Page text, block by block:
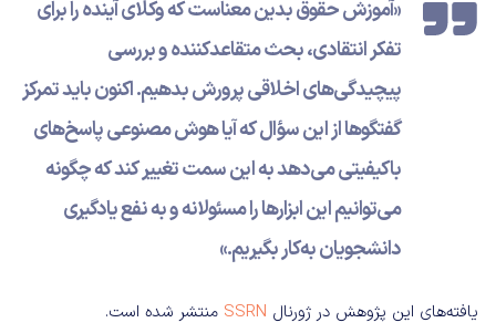
«آموزش حقوق بدین معناست که وکلای آینده را برای
تفکر انتقادی، بحث متقاعدکننده و بررسی
پیچیدگی‌های اخلاقی پرورش بدهیم. اکنون باید تمرکز
گفتگوها از این سؤال که آیا هوش مصنوعی پاسخ‌های
باکیفیتی می‌دهد به این سمت تغییر کند که چگونه
می‌توانیم این ابزارها را مسئولانه و به نفع یادگیری
دانشجویان به‌کار بگیریم.»
یافته‌های این پژوهش در ژورنال SSRN منتشر شده است.